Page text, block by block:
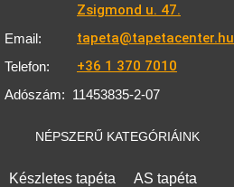
Zsigmond u. 47.
Email: tapeta@tapetacenter.hu
Telefon: +36 1 370 7010
Adószám: 11453835-2-07
NÉPSZERŰ KATEGÓRIÁINK
Készletes tapéta
AS tapéta